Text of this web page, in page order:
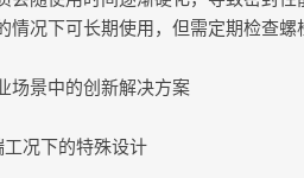
情况下可长期使用，但需定期检查螺
场景中的创新解决方案
况下的特殊设计